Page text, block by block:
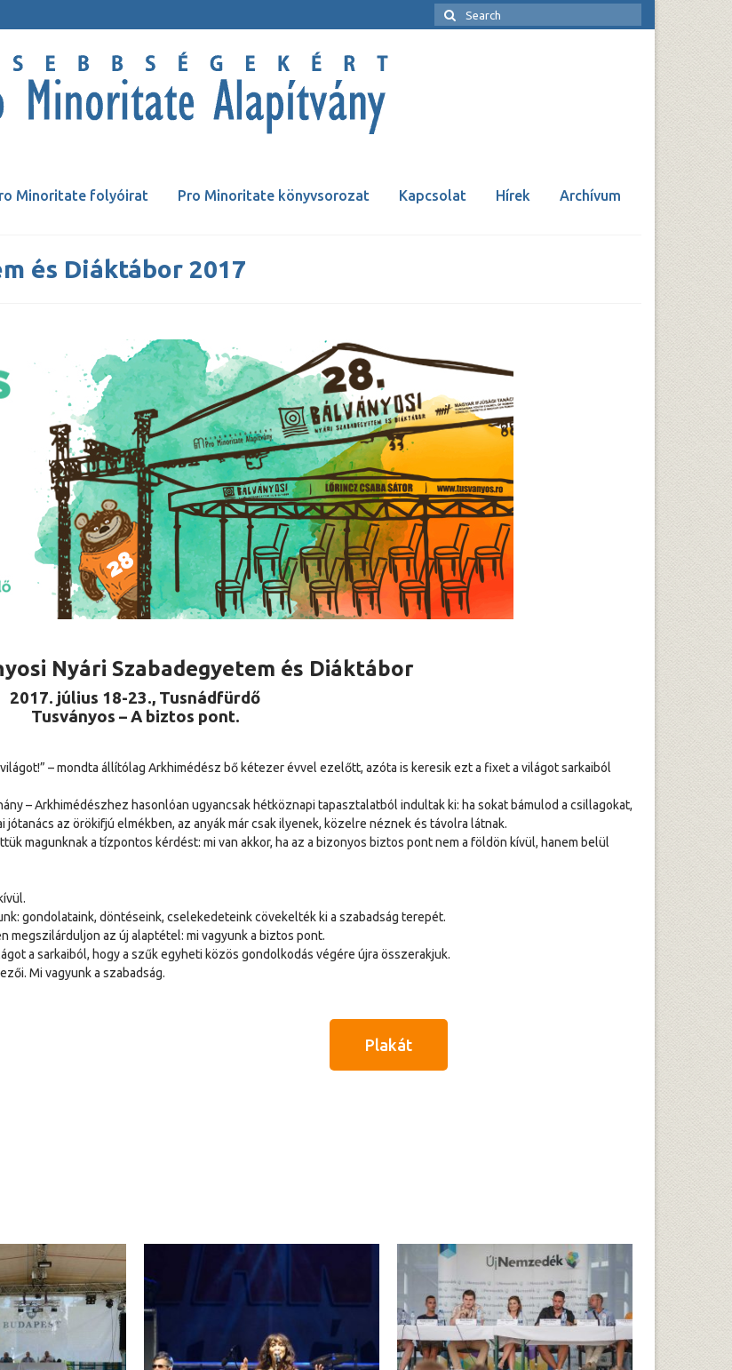
Minoritate folyóirat Pro Minoritate könyvsorozat Kapcsolat Hírek Archívum
és Diáktábor 2017
Nyári Szabadegyetem és Diáktábor
2017. július 18-23., Tusnádfürdő
Tusványos – A biztos pont.
– mondta állítólag Arkhimédész bő kétezer évvel ezelőtt, azóta is keresik ezt a fixet a világot sarkaiból
– Arkhimédészhez hasonlóan ugyancsak hétköznapi tapasztalatból indultak ki: ha sokat bámulod a csillagokat,
az örökifjú elmékben, az anyák már csak ilyenek, közelre néznek és távolra látnak.
magunknak a tízpontos kérdést: mi van akkor, ha az a bizonyos biztos pont nem a földön kívül, hanem belül
gondolataink, döntéseink, cselekedeteink cövekelték ki a szabadság terepét.
megszilárduljon az új alaptétel: mi vagyunk a biztos pont.
a sarkaiból, hogy a szűk egyheti közös gondolkodás végére újra összerakjuk.
Mi vagyunk a szabadság.
Plakát